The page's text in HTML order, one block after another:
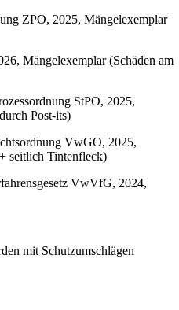
ZPO, 2025, Mängelexemplar
Mängelexemplar (Schäden am
StPO, 2025,
Post-its)
VwGO, 2025,
seitlich Tintenfleck)
VwVfG, 2024,
mit Schutzumschlägen